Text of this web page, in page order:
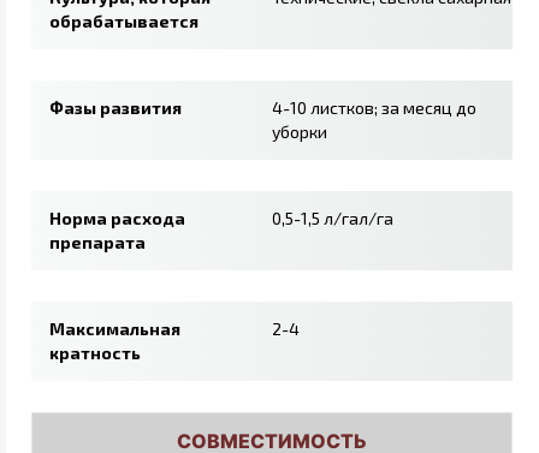
обрабатывается
Фазы развития
4-10 листков; за месяц до
уборки
Норма расхода
препарата
0,5-1,5 л/гал/га
Максимальная
кратность
2-4
СОВМЕСТИМОСТЬ